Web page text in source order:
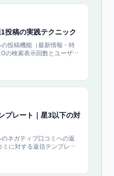
投稿の実践テクニック
投稿機能（最新情報・特
の検索表示回数とユーザー
実践できるテクニックを
プレート｜星3以下の対
ネガティブ口コミへの返
に対する返信テンプレー